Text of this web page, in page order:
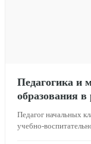
Педагогика и
образования
Педагог начальных
учебно-